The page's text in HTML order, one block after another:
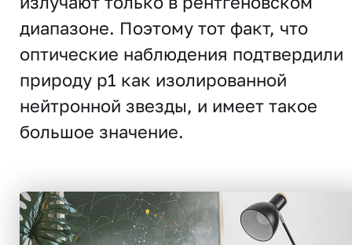
диапазоне. Поэтому тот факт, что
оптические наблюдения подтвердили
природу p1 как изолированной
нейтронной звезды, и имеет такое
большое значение.